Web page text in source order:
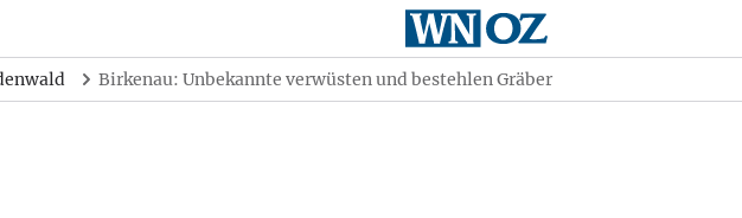
Birkenau: Unbekannte verwüsten und bestehlen Gräber